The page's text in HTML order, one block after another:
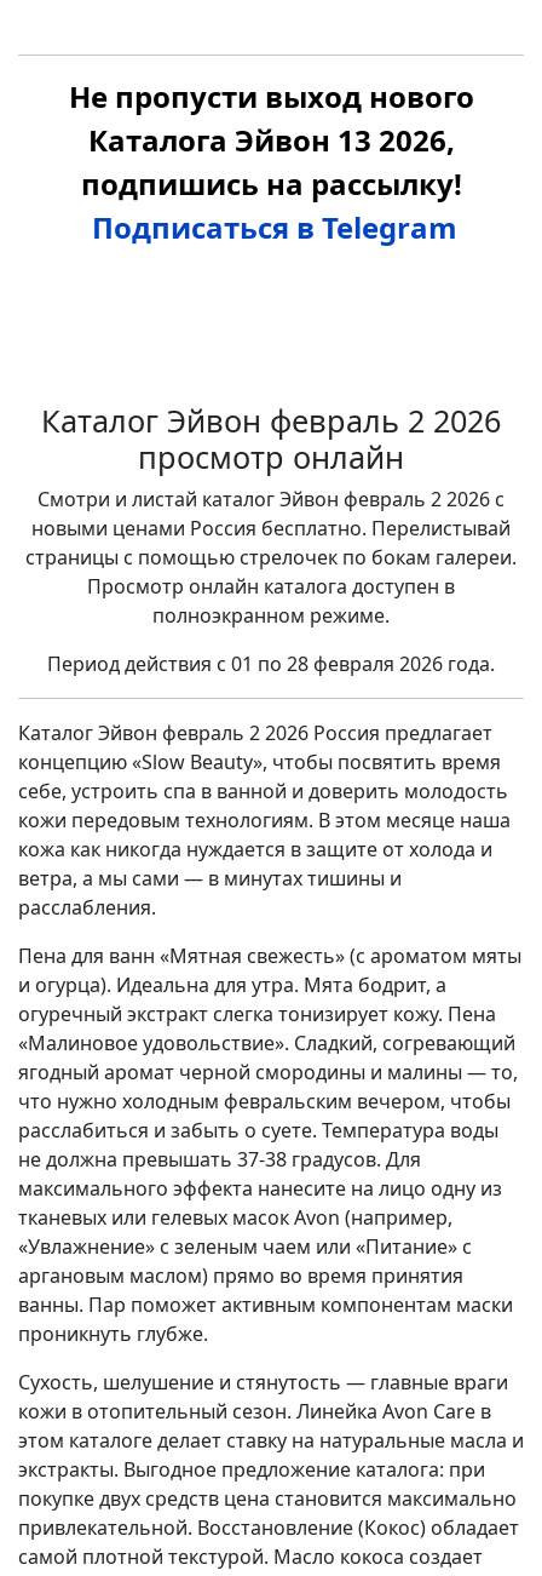
Не пропусти выход нового
Каталога Эйвон 13 2026,
подпишись на рассылку!
Подписаться в Telegram
Каталог Эйвон февраль 2 2026
просмотр онлайн
Смотри и листай каталог Эйвон февраль 2 2026 с
новыми ценами Россия бесплатно. Перелистывай
страницы с помощью стрелочек по бокам галереи.
Просмотр онлайн каталога доступен в
полноэкранном режиме.
Период действия с 01 по 28 февраля 2026 года.
Каталог Эйвон февраль 2 2026 Россия предлагает
концепцию «Slow Beauty», чтобы посвятить время
себе, устроить спа в ванной и доверить молодость
кожи передовым технологиям. В этом месяце наша
кожа как никогда нуждается в защите от холода и
ветра, а мы сами — в минутах тишины и
расслабления.
Пена для ванн «Мятная свежесть» (с ароматом мяты
и огурца). Идеальна для утра. Мята бодрит, а
огуречный экстракт слегка тонизирует кожу. Пена
«Малиновое удовольствие». Сладкий, согревающий
ягодный аромат черной смородины и малины — то,
что нужно холодным февральским вечером, чтобы
расслабиться и забыть о суете. Температура воды
не должна превышать 37-38 градусов. Для
максимального эффекта нанесите на лицо одну из
тканевых или гелевых масок Avon (например,
«Увлажнение» с зеленым чаем или «Питание» с
аргановым маслом) прямо во время принятия
ванны. Пар поможет активным компонентам маски
проникнуть глубже.
Сухость, шелушение и стянутость — главные враги
кожи в отопительный сезон. Линейка Avon Care в
этом каталоге делает ставку на натуральные масла и
экстракты. Выгодное предложение каталога: при
покупке двух средств цена становится максимально
привлекательной. Восстановление (Кокос) обладает
самой плотной текстурой. Масло кокоса создает